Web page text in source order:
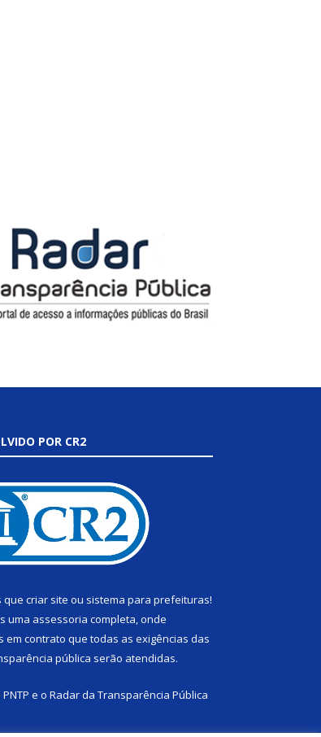
POR CR2
que criar site ou sistema para prefeituras!
uma assessoria completa, onde
em contrato que todas as exigências das
pública serão atendidas.
PNTP e o Radar da Transparência Pública